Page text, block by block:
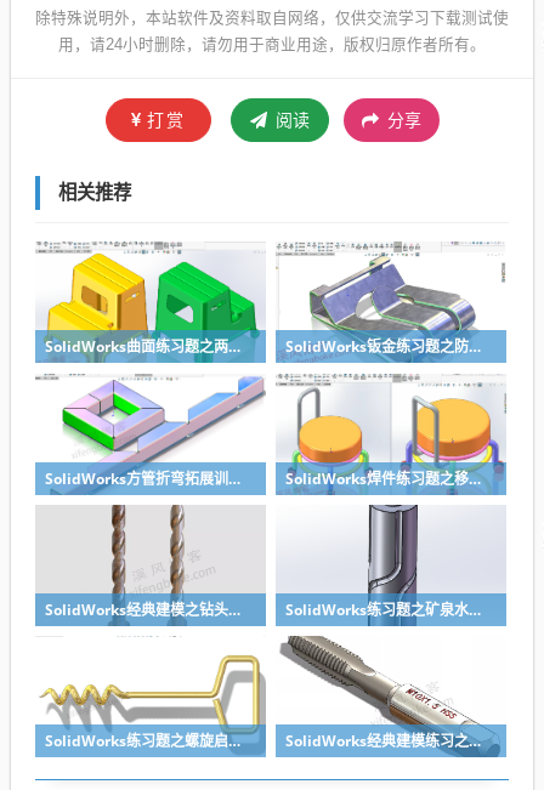
除特殊说明外，本站软件及资料取自网络，仅供交流学习下载测试使
用，请24小时删除，请勿用于商业用途，版权归原作者所有。
打赏 阅读 分享
相关推荐
SolidWorks曲面练习题之两步踢凳建模，看似曲面实则特征 SolidWorks钣金练习题之防松档卡建模，钣金命令综合练习
SolidWorks方管折弯拓展训练，你会了吗？ SolidWorks焊件练习题之移动小矮凳，思路对了就不难
SolidWorks经典建模之钻头刀具的绘制，螺纹收尾是关键技巧 SolidWorks练习题之矿泉水瓶的绘制，难度不大主要是顶部螺纹的处理
SolidWorks练习题之螺旋启瓶器，螺旋头是关键 SolidWorks经典建模练习之丝锥攻丝钻头的绘制，常规命令练习